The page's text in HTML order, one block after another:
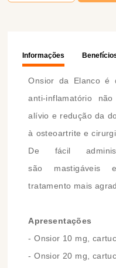
Informações
Onsior da Elanco é
anti-inflamatório
alívio e redução da
à osteoartrite e
De fácil
são mastigáveis
tratamento mais
Apresentações
- Onsior 10 mg,
- Onsior 20 mg,